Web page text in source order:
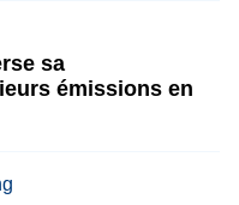
sa
émissions en